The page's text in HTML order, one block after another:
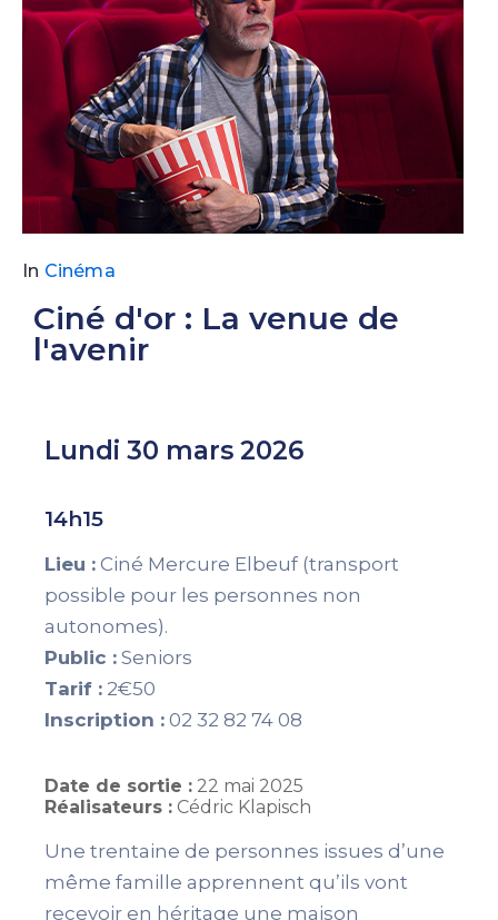
In Cinéma
Ciné d'or : La venue de
l'avenir
Lundi 30 mars 2026
14h15
Lieu : Ciné Mercure Elbeuf (transport
possible pour les personnes non
autonomes).
Public : Seniors
Tarif : 2€50
Inscription : 02 32 82 74 08
Date de sortie : 22 mai 2025
Réalisateurs : Cédric Klapisch
Une trentaine de personnes issues d’une
même famille apprennent qu’ils vont
recevoir en héritage une maison